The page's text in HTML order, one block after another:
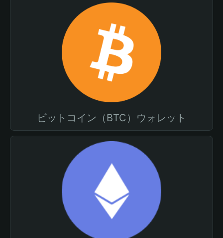
ビットコイン（BTC）ウォレット